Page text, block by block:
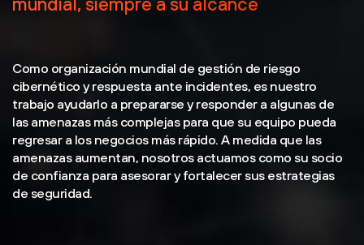
Como organización mundial de gestión de riesgo
cibernético y respuesta ante incidentes, es nuestro
trabajo ayudarlo a prepararse y responder a algunas de
las amenazas más complejas para que su equipo pueda
regresar a los negocios más rápido. A medida que las
amenazas aumentan, nosotros actuamos como su socio
de confianza para asesorar y fortalecer sus estrategias
de seguridad.